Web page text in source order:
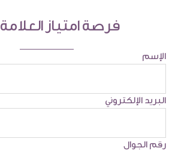
فرصة امتياز العلامة
الإسم
البريد الإلكتروني
رقم الجوال